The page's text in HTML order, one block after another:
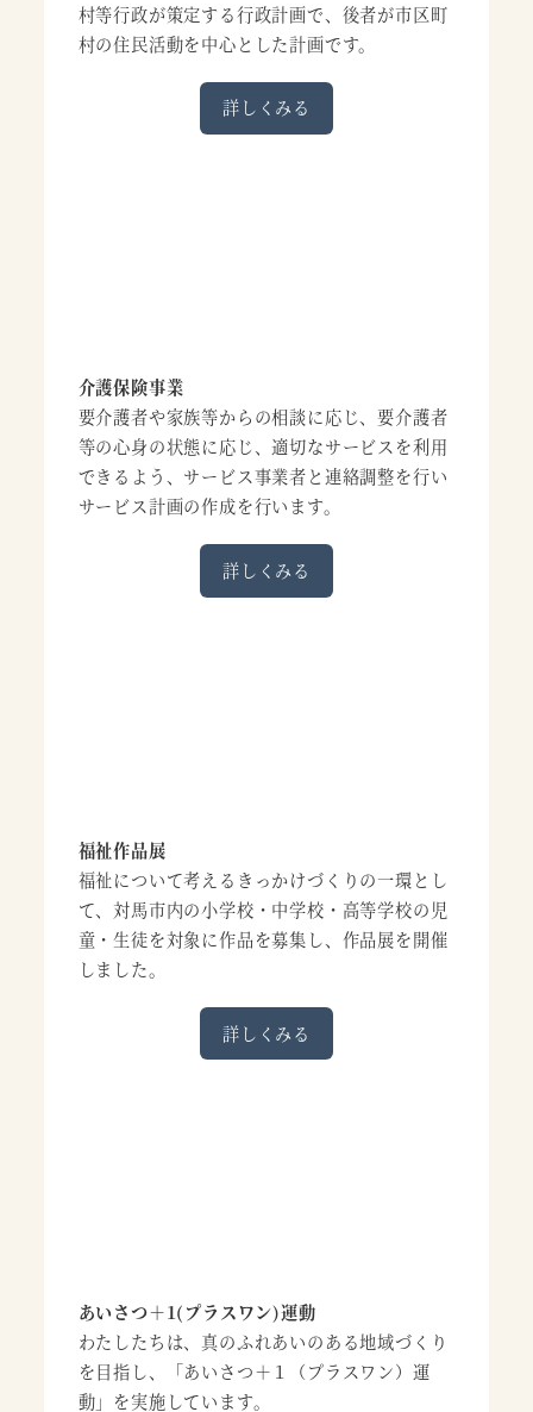
村等行政が策定する行政計画で、後者が市区町
村の住民活動を中心とした計画です。
詳しくみる
介護保険事業
要介護者や家族等からの相談に応じ、要介護者
等の心身の状態に応じ、適切なサービスを利用
できるよう、サービス事業者と連絡調整を行い
サービス計画の作成を行います。
詳しくみる
福祉作品展
福祉について考えるきっかけづくりの一環とし
て、対馬市内の小学校・中学校・高等学校の児
童・生徒を対象に作品を募集し、作品展を開催
しました。
詳しくみる
あいさつ＋1(プラスワン)運動
わたしたちは、真のふれあいのある地域づくり
を目指し、「あいさつ＋１（プラスワン）運
動」を実施しています。